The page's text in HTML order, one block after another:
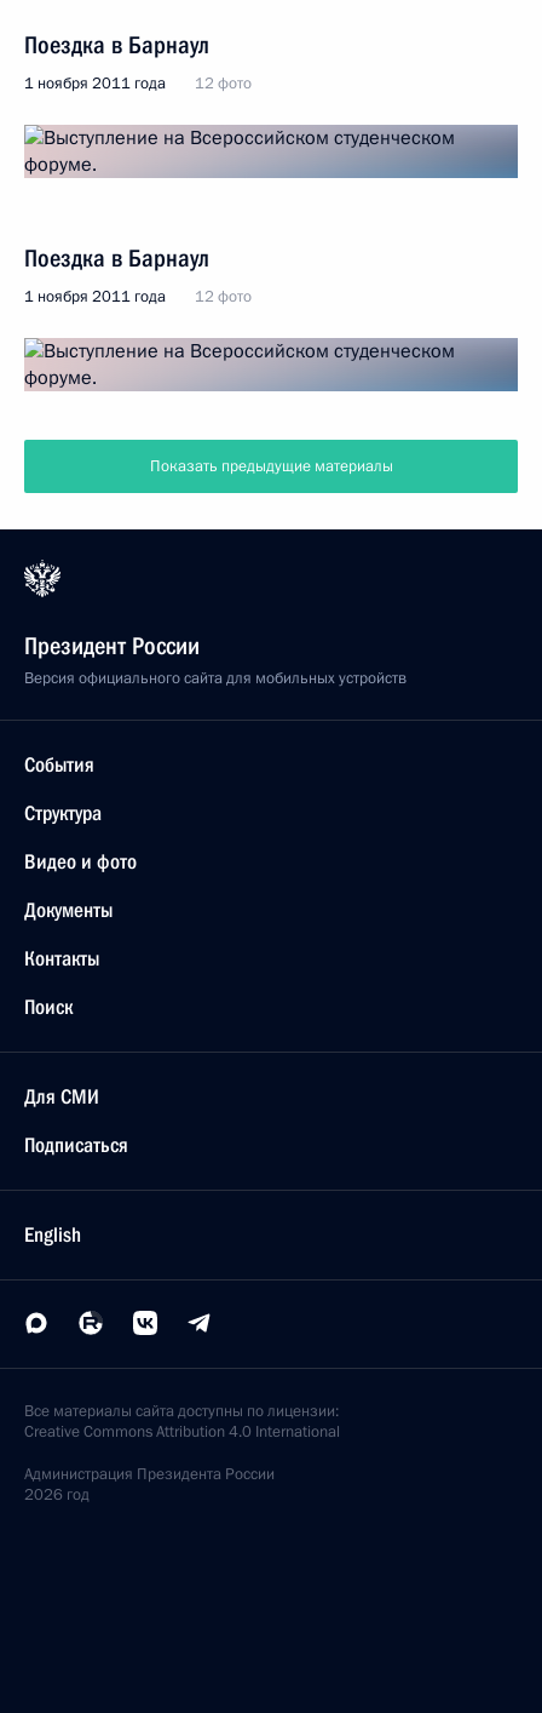
Поездка в Барнаул
1 ноября 2011 года 12 фото
Поездка в Барнаул
1 ноября 2011 года 12 фото
Показать предыдущие материалы
Президент России
Версия официального сайта для мобильных устройств
События
Структура
Видео и фото
Документы
Контакты
Поиск
Для СМИ
Подписаться
English
Все материалы сайта доступны по лицензии:
Creative Commons Attribution 4.0 International
Администрация Президента России
2026 год